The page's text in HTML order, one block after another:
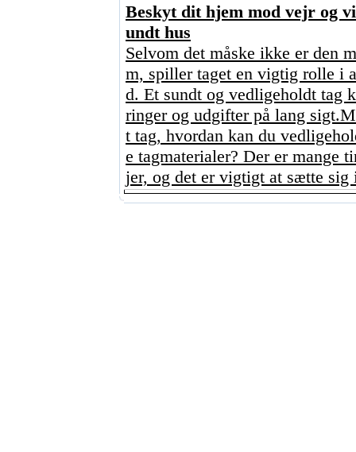
Beskyt dit hjem mod vejr og
undt hus
Selvom det måske ikke er den
m, spiller taget en vigtig rolle i
d. Et sundt og vedligeholdt tag
ringer og udgifter på lang
t tag, hvordan kan du
e tagmaterialer? Der er mange
jer, og det er vigtigt at sætte sig